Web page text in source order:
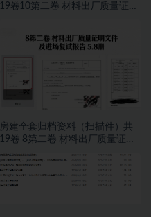
19卷10第二卷 材料出厂质量证明
房建全套归档资料（扫描件）共
19卷 8第二卷 材料出厂质量证明
文件及进场复试报告 5.8册